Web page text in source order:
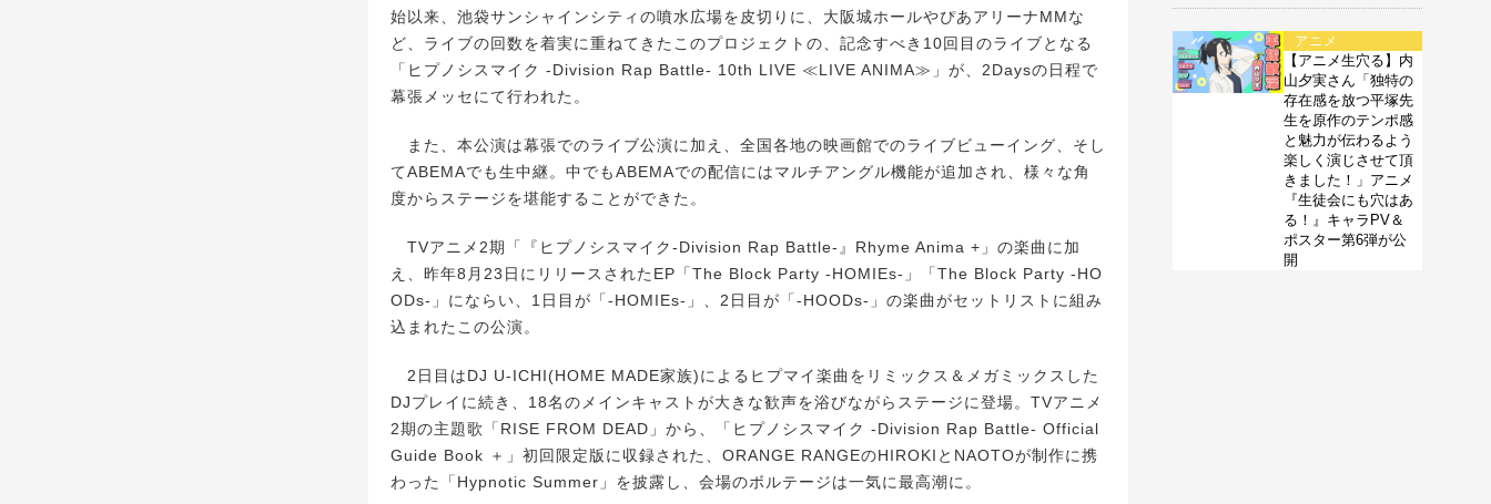
始以来、池袋サンシャインシティの噴水広場を皮切りに、大阪城ホールやぴあアリーナMMな
ど、ライブの回数を着実に重ねてきたこのプロジェクトの、記念すべき10回目のライブとなる
「ヒプノシスマイク -Division Rap Battle- 10th LIVE ≪LIVE ANIMA≫」が、2Daysの日程で
幕張メッセにて行われた。
また、本公演は幕張でのライブ公演に加え、全国各地の映画館でのライブビューイング、そし
てABEMAでも生中継。中でもABEMAでの配信にはマルチアングル機能が追加され、様々な角
度からステージを堪能することができた。
TVアニメ2期「『ヒプノシスマイク-Division Rap Battle-』Rhyme Anima +」の楽曲に加
え、昨年8月23日にリリースされたEP「The Block Party -HOMIEs-」「The Block Party -HO
ODs-」にならい、1日目が「-HOMIEs-」、2日目が「-HOODs-」の楽曲がセットリストに組み
込まれたこの公演。
2日目はDJ U-ICHI(HOME MADE家族)によるヒプマイ楽曲をリミックス＆メガミックスした
DJプレイに続き、18名のメインキャストが大きな歓声を浴びながらステージに登場。TVアニメ
2期の主題歌「RISE FROM DEAD」から、「ヒプノシスマイク -Division Rap Battle- Official
Guide Book ＋」初回限定版に収録された、ORANGE RANGEのHIROKIとNAOTOが制作に携
わった「Hypnotic Summer」を披露し、会場のボルテージは一気に最高潮に。
アニメ
【アニメ生穴る】内
山夕実さん「独特の
存在感を放つ平塚先
生を原作のテンポ感
と魅力が伝わるよう
楽しく演じさせて頂
きました！」アニメ
『生徒会にも穴はあ
る！』キャラPV＆
ポスター第6弾が公
開